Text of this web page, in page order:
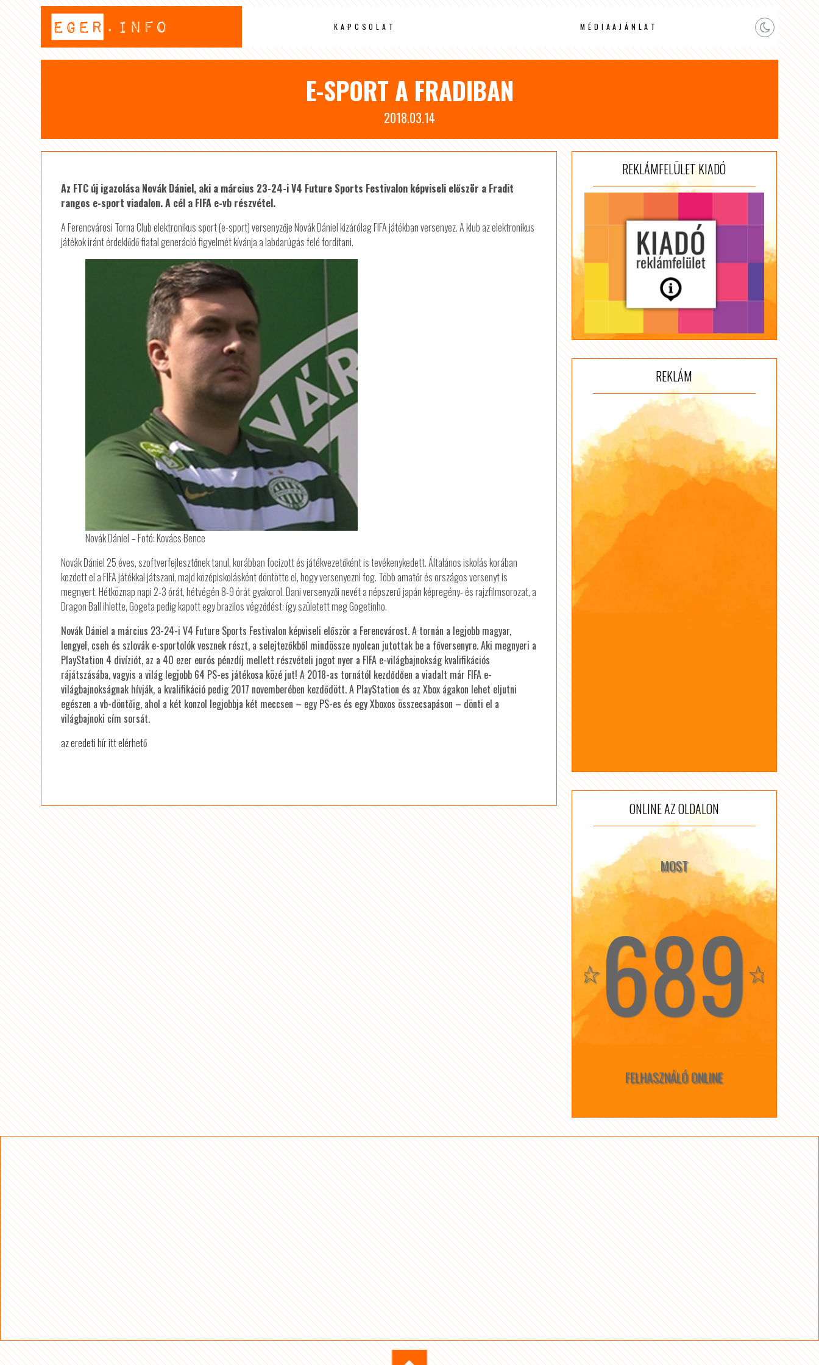
KAPCSOLAT MÉDIAAJÁNLAT
E-SPORT A FRADIBAN
2018.03.14
Az FTC új igazolása Novák Dániel, aki a március 23-24-i V4 Future Sports Festivalon képviseli először a Fradit
rangos e-sport viadalon. A cél a FIFA e-vb részvétel.
A Ferencvárosi Torna Club elektronikus sport (e-sport) versenyzője Novák Dániel kizárólag FIFA játékban versenyez. A klub az elektronikus
játékok iránt érdeklődő fiatal generáció figyelmét kívánja a labdarúgás felé fordítani.
Novák Dániel – Fotó: Kovács Bence
Novák Dániel 25 éves, szoftverfejlesztőnek tanul, korábban focizott és játékvezetőként is tevékenykedett. Általános iskolás korában
kezdett el a FIFA játékkal játszani, majd középiskolásként döntötte el, hogy versenyezni fog. Több amatőr és országos versenyt is
megnyert. Hétköznap napi 2-3 órát, hétvégén 8-9 órát gyakorol. Dani versenyzői nevét a népszerű japán képregény- és rajzfilmsorozat, a
Dragon Ball ihlette, Gogeta pedig kapott egy brazilos végződést: így született meg Gogetinho.
Novák Dániel a március 23-24-i V4 Future Sports Festivalon képviseli először a Ferencvárost. A tornán a legjobb magyar,
lengyel, cseh és szlovák e-sportolók vesznek részt, a selejtezőkből mindössze nyolcan jutottak be a főversenyre. Aki megnyeri a
PlayStation 4 divíziót, az a 40 ezer eurós pénzdíj mellett részvételi jogot nyer a FIFA e-világbajnokság kvalifikációs
rájátszásába, vagyis a világ legjobb 64 PS-es játékosa közé jut! A 2018-as tornától kezdődően a viadalt már FIFA e-
világbajnokságnak hívják, a kvalifikáció pedig 2017 novemberében kezdődött. A PlayStation és az Xbox ágakon lehet eljutni
egészen a vb-döntőig, ahol a két konzol legjobbja két meccsen – egy PS-es és egy Xboxos összecsapáson – dönti el a
világbajnoki cím sorsát.
az eredeti hír itt elérhető
REKLÁMFELÜLET KIADÓ
REKLÁM
ONLINE AZ OLDALON
MOST
☆689☆
FELHASZNÁLÓ ONLINE